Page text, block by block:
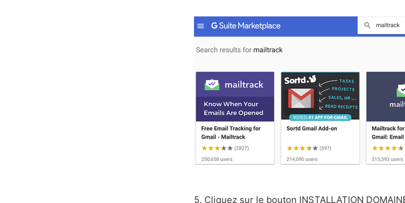
5. Cliquez sur le bouton INSTALLATION